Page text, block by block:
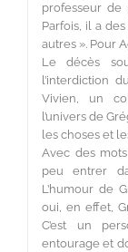
professeur de
Parfois, il a
autres ». Pour
Le décès
l’interdiction
Vivien, un
l’univers de
les choses et
Avec des
peu entrer
L’humour de
oui, en effet,
C’est un
entourage et